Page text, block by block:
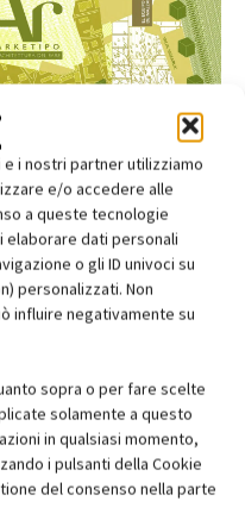
i nostri partner utilizziamo
e/o accedere alle
a queste tecnologie
dati personali
o gli ID univoci su
personalizzati. Non
influire negativamente su
sopra o per fare scelte
solamente a questo
in qualsiasi momento,
i pulsanti della Cookie
del consenso nella parte
regala